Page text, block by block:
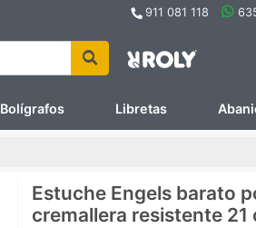
911 081 118
Bolígrafos Libretas
Estuche Engels barato
cremallera resistente 21